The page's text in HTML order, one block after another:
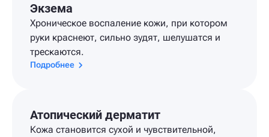
Экзема
Хроническое воспаление кожи, при котором
руки краснеют, сильно зудят, шелушатся и
трескаются.
Подробнее
Атопический дерматит
Кожа становится сухой и чувствительной,